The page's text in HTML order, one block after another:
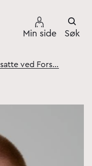
Min side Søk
Ansatte ved Forsvarets høgskole